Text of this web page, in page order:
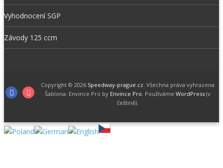
Vyhodnocení SGP
Závody 125 ccm
FacebookInstagram
Copyright © 2026 Speedway-prague.cz . Všechna práva vyhrazena
Šablona: Envince Pro by Envince Pro . Používáme WordPress(v
češtině).